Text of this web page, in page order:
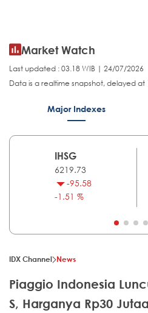
Market Watch
Last updated : 03.18 WIB | 24/07/2026
Data is a realtime snapshot, delayed at
Major Indexes
IHSG
6219.73
-95.58
-1.51 %
IDX Channel News
Piaggio Indonesia
S, Harganya Rp30